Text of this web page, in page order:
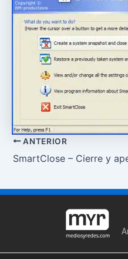
ANTERIOR
SmartClose – Cierre y